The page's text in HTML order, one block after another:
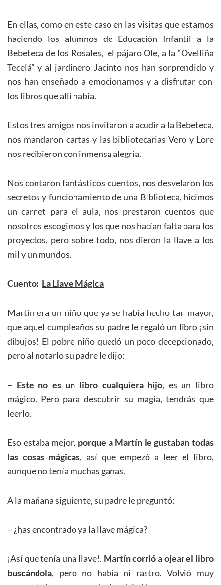
En ellas, como en este caso en las visitas que estamos
haciendo los alumnos de Educación Infantil a la
Bebeteca de los Rosales, el pájaro Ole, a la “Ovelliña
Tecelá” y al jardinero Jacinto nos han sorprendido y
nos han enseñado a emocionarnos y a disfrutar con
los libros que allí había.
Estos tres amigos nos invitaron a acudir a la Bebeteca,
nos mandaron cartas y las bibliotecarias Vero y Lore
nos recibieron con inmensa alegría.
Nos contaron fantásticos cuentos, nos desvelaron los
secretos y funcionamiento de una Biblioteca, hicimos
un carnet para el aula, nos prestaron cuentos que
nosotros escogimos y los que nos hacían falta para los
proyectos, pero sobre todo, nos dieron la llave a los
mil y un mundos.
Cuento: La Llave Mágica
Martín era un niño que ya se había hecho tan mayor,
que aquel cumpleaños su padre le regaló un libro ¡sin
dibujos! El pobre niño quedó un poco decepcionado,
pero al notarlo su padre le dijo:
– Este no es un libro cualquiera hijo, es un libro
mágico. Pero para descubrir su magia, tendrás que
leerlo.
Eso estaba mejor, porque a Martín le gustaban todas
las cosas mágicas, así que empezó a leer el libro,
aunque no tenía muchas ganas.
A la mañana siguiente, su padre le preguntó:
– ¿has encontrado ya la llave mágica?
¡Así que tenía una llave!. Martín corrió a ojear el libro
buscándola, pero no había ni rastro. Volvió muy